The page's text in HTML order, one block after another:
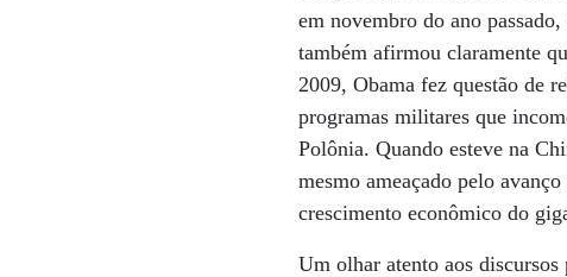
em novembro do ano
também afirmou claramente
2009, Obama fez questão de
programas militares que
Polônia. Quando esteve na
mesmo ameaçado pelo
crescimento econômico do
Um olhar atento aos